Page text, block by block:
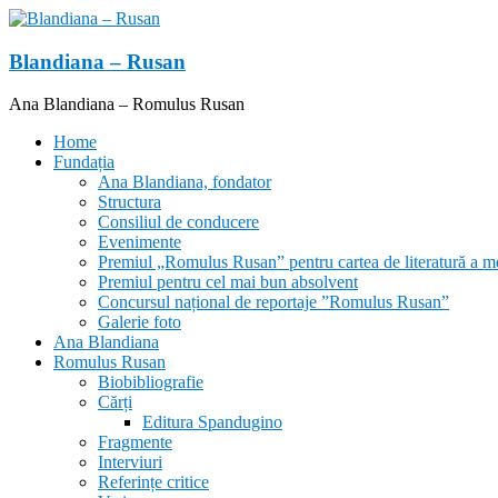
Skip
content
Blandiana – Rusan
Ana Blandiana – Romulus Rusan
Home
Fundația
Ana Blandiana, fondator
Structura
Consiliul de conducere
Evenimente
Premiul „Romulus Rusan” pentru cartea de literatură a
Premiul pentru cel mai bun absolvent
Concursul național de reportaje ”Romulus Rusan”
Galerie foto
Ana Blandiana
Romulus Rusan
Biobibliografie
Cărți
Editura Spandugino
Fragmente
Interviuri
Referințe critice